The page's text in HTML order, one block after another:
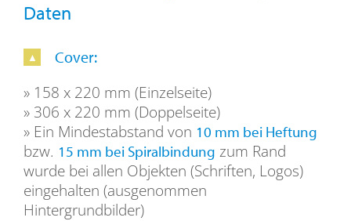
Daten
Cover:
» 158 x 220 mm (Einzelseite)
» 306 x 220 mm (Doppelseite)
» Ein Mindestabstand von 10 mm bei Heftung
bzw. 15 mm bei Spiralbindung zum Rand
wurde bei allen Objekten (Schriften, Logos)
eingehalten (ausgenommen
Hintergrundbilder)